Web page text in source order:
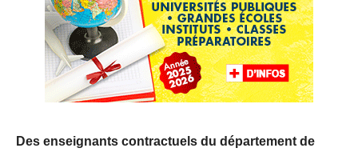
Des enseignants contractuels du département de